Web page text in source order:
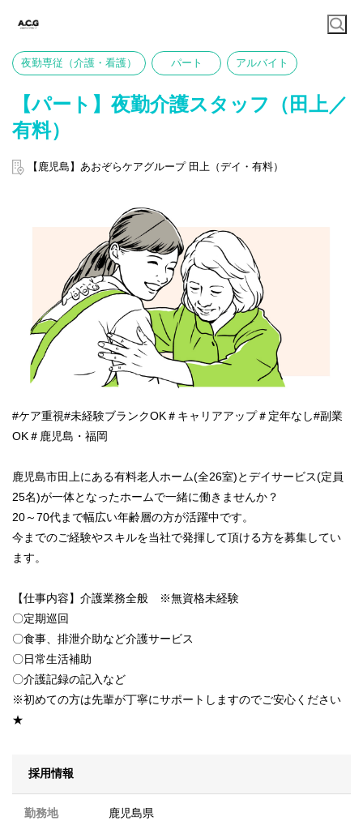
夜勤専従（介護・看護） パート アルバイト
【パート】夜勤介護スタッフ（田上／
有料）
【鹿児島】あおぞらケアグループ 田上（デイ・有料）
#ケア重視#未経験ブランクOK＃キャリアアップ＃定年なし#副業
OK＃鹿児島・福岡
鹿児島市田上にある有料老人ホーム(全26室)とデイサービス(定員
25名)が一体となったホームで一緒に働きませんか？
20～70代まで幅広い年齢層の方が活躍中です。
今までのご経験やスキルを当社で発揮して頂ける方を募集してい
ます。
【仕事内容】介護業務全般 ※無資格未経験
〇定期巡回
〇食事、排泄介助など介護サービス
〇日常生活補助
〇介護記録の記入など
※初めての方は先輩が丁寧にサポートしますのでご安心ください
★
採用情報
勤務地
鹿児島県